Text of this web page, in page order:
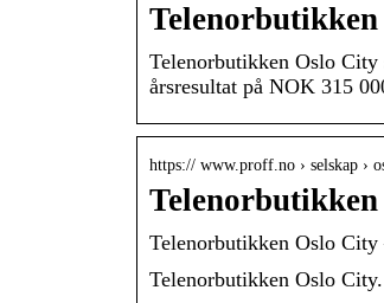
Telenorbutikken
Telenorbutikken Oslo
årsresultat på NOK 315
https:// www.proff.no › selskap ›
Telenorbutikken Oslo City
Telenorbutikken Oslo